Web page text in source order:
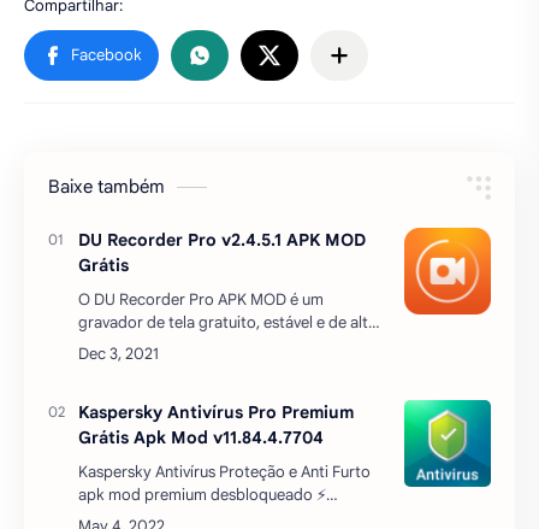
Baixe também
DU Recorder Pro v2.4.5.1 APK MOD
Grátis
O DU Recorder Pro APK MOD é um
gravador de tela gratuito, estável e de alta
qualidade para Android que ajuda você a
gravar vídeos de tela suaves e nítidos. Com
Kaspersky Antivírus Pro Premium
Grátis Apk Mod v11.84.4.7704
Kaspersky Antivírus Proteção e Anti Furto
apk mod premium desbloqueado ⚡
Kaspersky premium grátis é o melhor